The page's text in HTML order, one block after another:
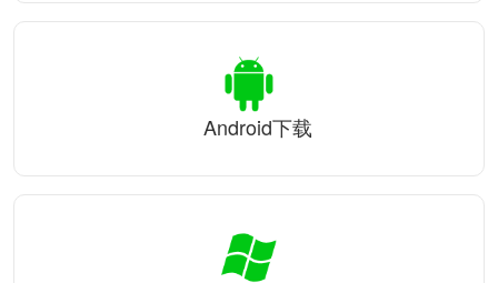
Android下载